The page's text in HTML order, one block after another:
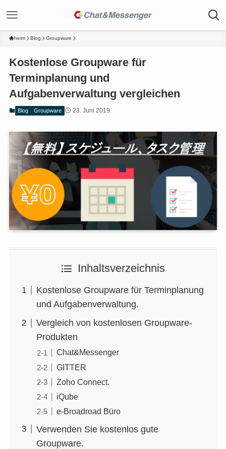
heim Blog Groupware
Kostenlose Groupware für
Terminplanung und
Aufgabenverwaltung vergleichen
Blog Groupware 23. Juni 2019.
Inhaltsverzeichnis
Kostenlose Groupware für Terminplanung
und Aufgabenverwaltung.
Vergleich von kostenlosen Groupware-
Produkten
Chat&Messenger
GITTER
Zoho Connect.
iQube
e-Broadroad Büro
Verwenden Sie kostenlos gute
Groupware.